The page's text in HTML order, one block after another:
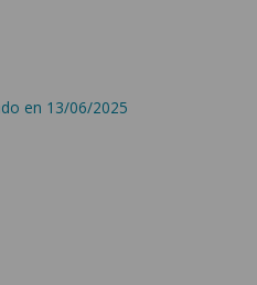
en 13/06/2025